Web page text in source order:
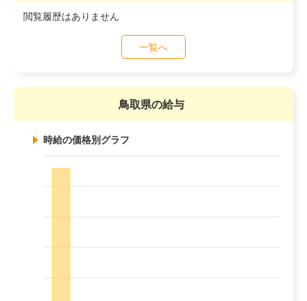
閲覧履歴はありません
一覧へ
鳥取県の給与
時給の価格別グラフ